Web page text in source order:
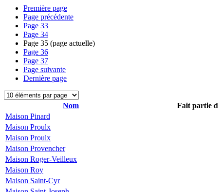
Première page
Page précédente
Page 33
Page 34
Page 35 (page actuelle)
Page 36
Page 37
Page suivante
Dernière page
Nom
Fait partie
Maison Pinard
Maison Proulx
Maison Proulx
Maison Provencher
Maison Roger-Veilleux
Maison Roy
Maison Saint-Cyr